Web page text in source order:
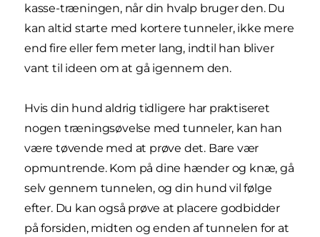
kasse-træningen, når din hvalp bruger den. Du
kan altid starte med kortere tunneler, ikke mere
end fire eller fem meter lang, indtil han bliver
vant til ideen om at gå igennem den.
Hvis din hund aldrig tidligere har praktiseret
nogen træningsøvelse med tunneler, kan han
være tøvende med at prøve det. Bare vær
opmuntrende. Kom på dine hænder og knæ, gå
selv gennem tunnelen, og din hund vil følge
efter. Du kan også prøve at placere godbidder
på forsiden, midten og enden af tunnelen for at